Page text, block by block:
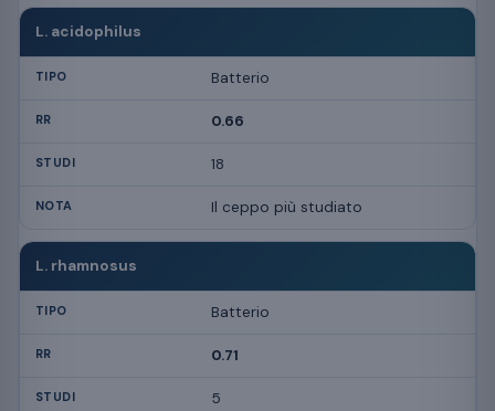
L. acidophilus
Batterio
0.66
18
Il ceppo più studiato
L. rhamnosus
Batterio
0.71
5